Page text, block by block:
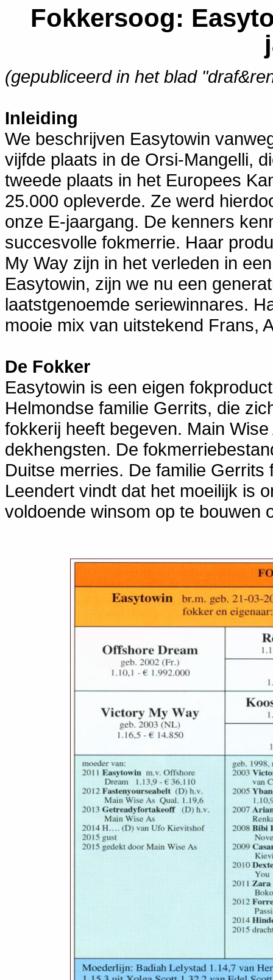
Fokkersoog:
(gepubliceerd in het blad
Inleiding
We beschrijven Easytowin
vijfde plaats in de Orsi-Mangelli,
tweede plaats in het Europees
25.000 opleverde. Ze werd
onze E-jaargang. De kenners
succesvolle fokmerrie. Haar
My Way zijn in het verleden in
Easytowin, zijn we nu een
laatstgenoemde seriewinnares.
mooie mix van uitstekend Frans,
De Fokker
Easytowin is een eigen
Helmondse familie Gerrits, die
fokkerij heeft begeven. Main
dekhengsten. De
Duitse merries. De familie
Leendert vindt dat het moeilijk is
voldoende winsom op te bouwen